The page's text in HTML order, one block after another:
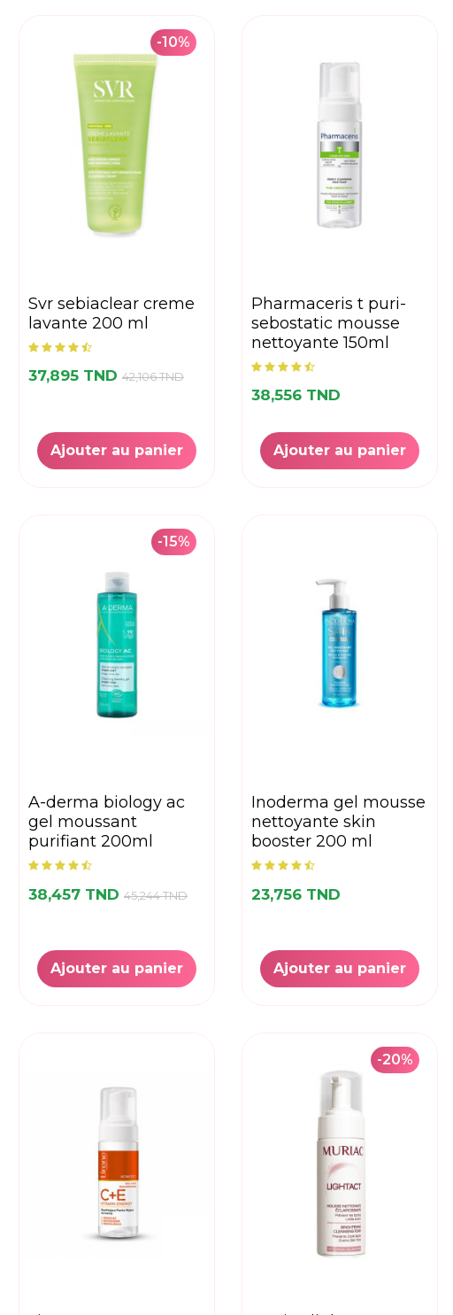
-10%
svr sebiaclear creme
lavante 200 ml
37,895 TND 42,106 TND
Ajouter au panier
pharmaceris t puri-
sebostatic mousse
nettoyante 150ml
38,556 TND
Ajouter au panier
-15%
a-derma biology ac
gel moussant
purifiant 200ml
38,457 TND 45,244 TND
Ajouter au panier
inoderma gel mousse
nettoyante skin
booster 200 ml
23,756 TND
Ajouter au panier
-20%